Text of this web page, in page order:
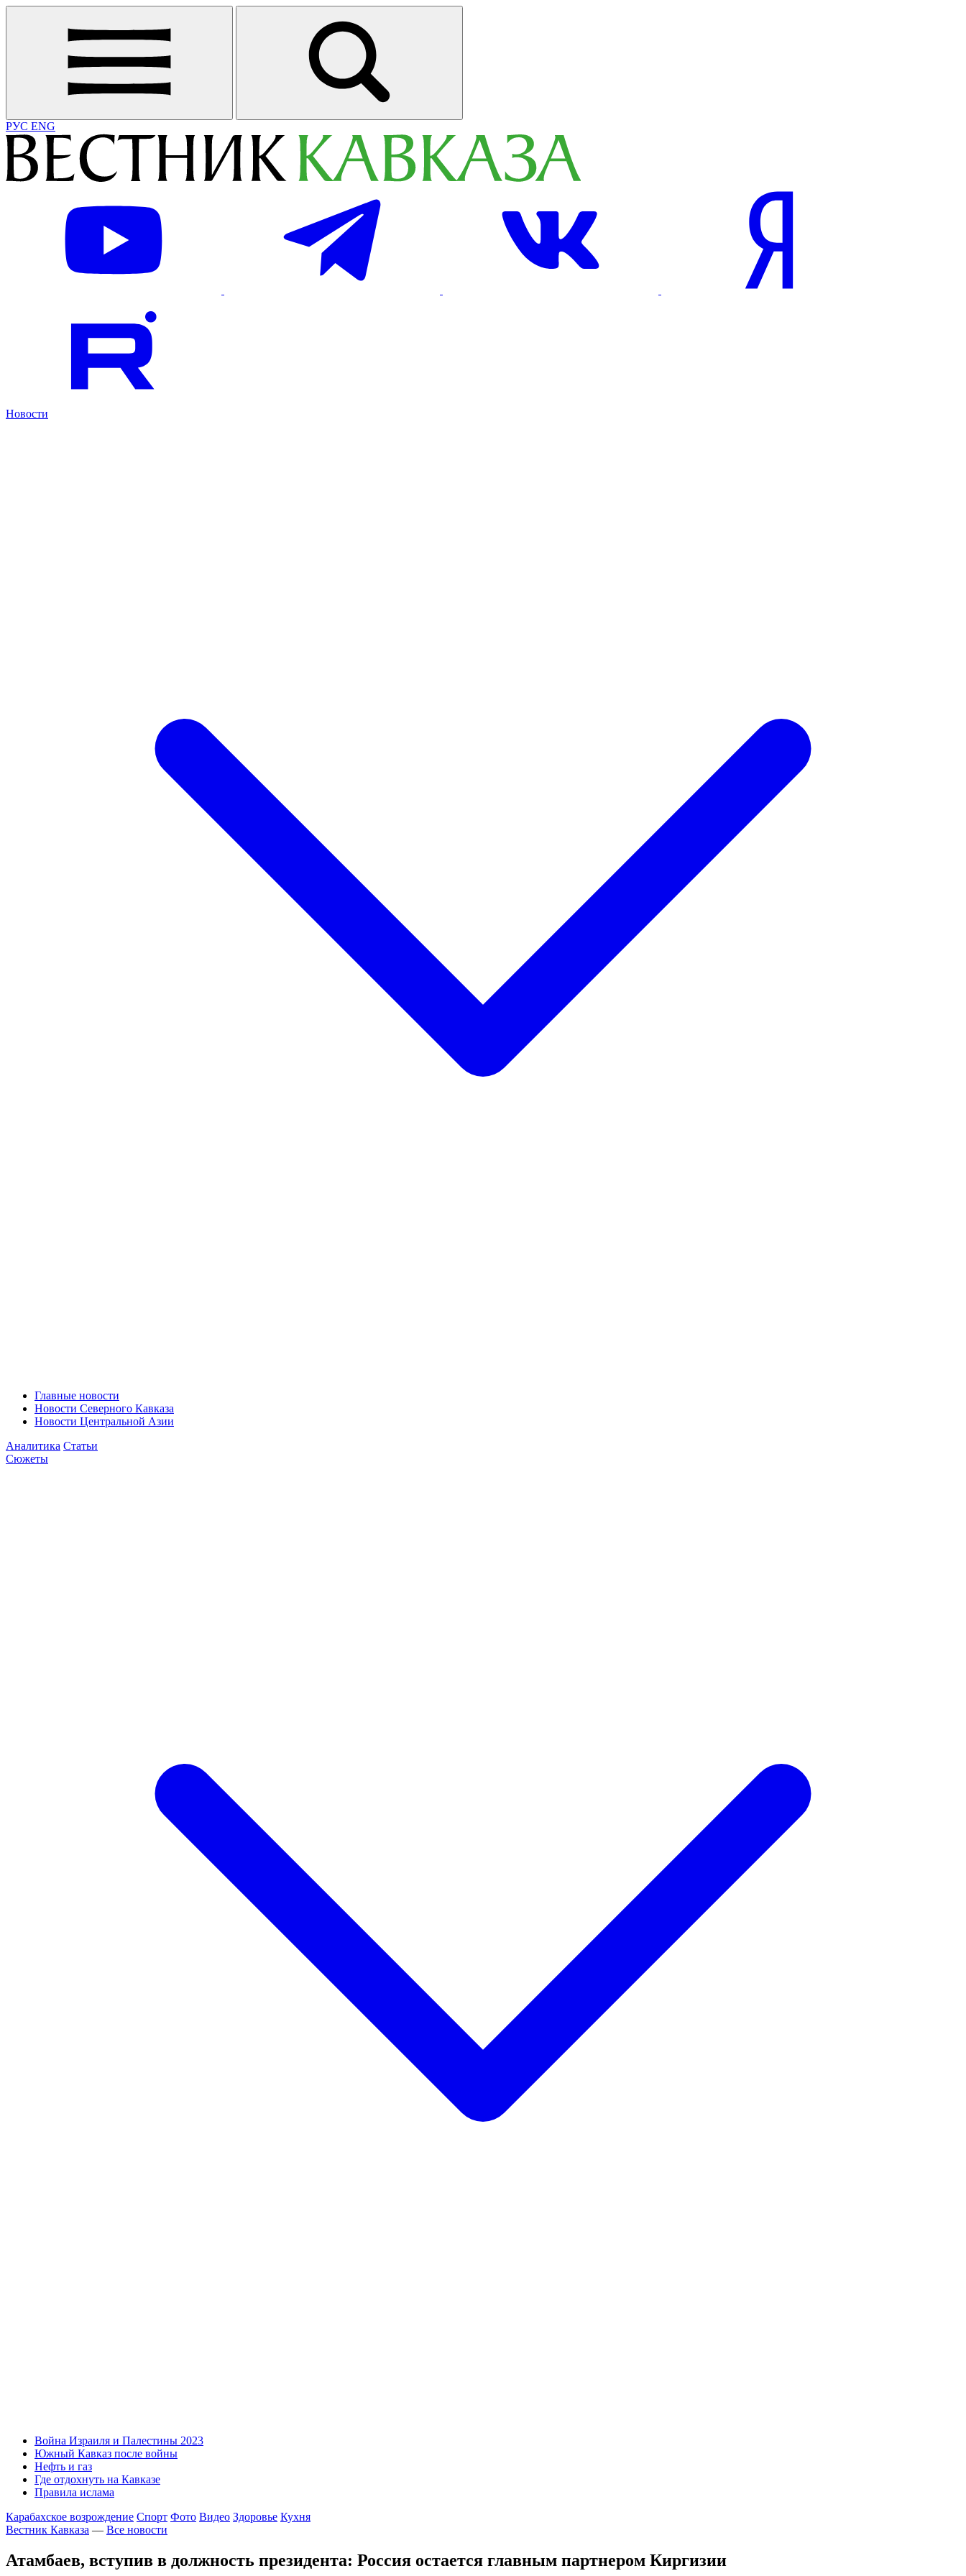
РУС ENG
Новости
Главные новости
Новости Северного Кавказа
Новости Центральной Азии
Аналитика Статьи
Сюжеты
Война Израиля и Палестины 2023
Южный Кавказ после войны
Нефть и газ
Где отдохнуть на Кавказе
Правила ислама
Карабахское возрождение Спорт Фото Видео Здоровье Кухня
Вестник Кавказа — Все новости
Атамбаев, вступив в должность президента: Россия остается главным партнером Киргизии